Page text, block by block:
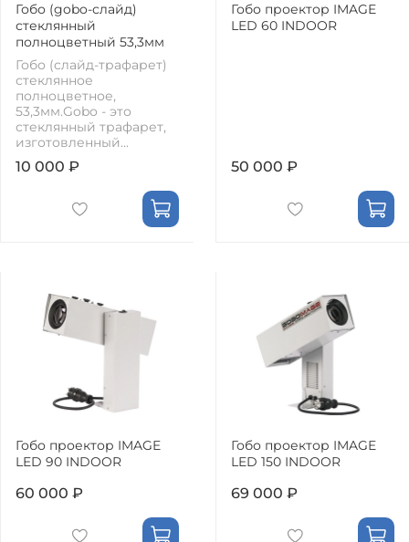
Гобо (gobo-слайд)
стеклянный
полноцветный 53,3мм
Гобо (слайд-трафарет)
стеклянное
полноцветное,
53,3мм.Gobo - это
стеклянный трафарет,
изготовленный...
10 000 ₽
Гобо проектор IMAGE
LED 60 INDOOR
50 000 ₽
Гобо проектор IMAGE
LED 90 INDOOR
60 000 ₽
Гобо проектор IMAGE
LED 150 INDOOR
69 000 ₽